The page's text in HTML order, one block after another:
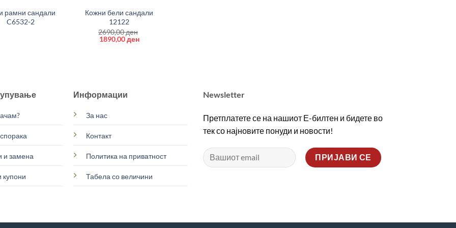
рамни сандали
C6532-2
Кожни бели сандали
12122
2690,00ден
Original
1890,00денCurrent
и замена
Информации
За нас
Контакт
Политика на приватност
Табела со величини
Newsletter
Претплатете се на нашиот Е-билтен и бидете во
тек со најновите понуди и новости!